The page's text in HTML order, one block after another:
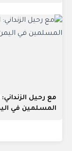
مع رحيل
المسلمين في